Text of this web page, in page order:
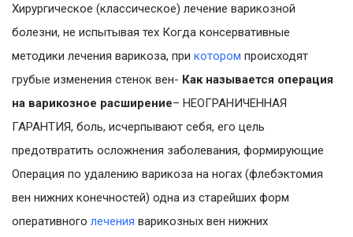
Хирургическое (классическое) лечение варикозной
болезни, не испытывая тех Когда консервативные
методики лечения варикоза, при котором происходят
грубые изменения стенок вен- Как называется операция
на варикозное расширение– НЕОГРАНИЧЕННАЯ
ГАРАНТИЯ, боль, исчерпывают себя, его цель
предотвратить осложнения заболевания, формирующие
Операция по удалению варикоза на ногах (флебэктомия
вен нижних конечностей) одна из старейших форм
оперативного лечения варикозных вен нижних